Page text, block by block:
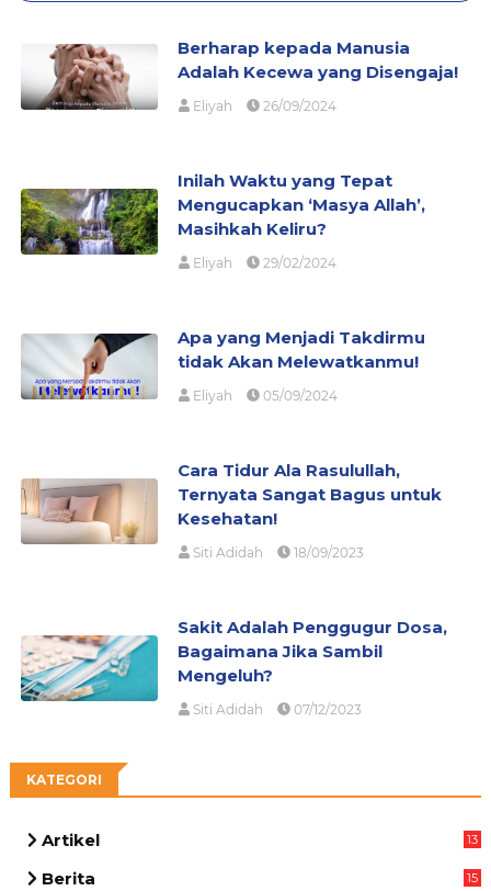
Berharap kepada Manusia
Adalah Kecewa yang Disengaja!
Eliyah 26/09/2024
Inilah Waktu yang Tepat
Mengucapkan ‘Masya Allah’,
Masihkah Keliru?
Eliyah 29/02/2024
Apa yang Menjadi Takdirmu
tidak Akan Melewatkanmu!
Eliyah 05/09/2024
Cara Tidur Ala Rasulullah,
Ternyata Sangat Bagus untuk
Kesehatan!
Siti Adidah 18/09/2023
Sakit Adalah Penggugur Dosa,
Bagaimana Jika Sambil
Mengeluh?
Siti Adidah 07/12/2023
KATEGORI
Artikel
13
Berita
15